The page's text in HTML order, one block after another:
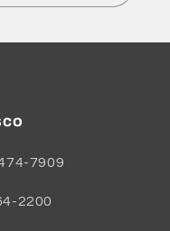
7909
2200